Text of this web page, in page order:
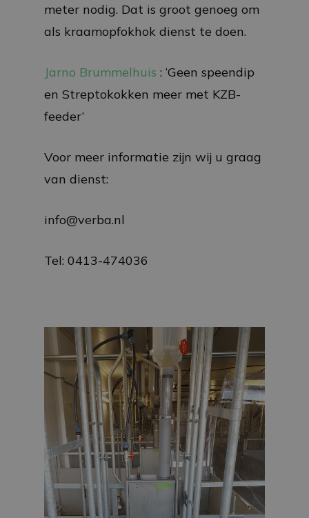
meter nodig. Dat is groot genoeg om
als kraamopfokhok dienst te doen.
Jarno Brummelhuis : ‘Geen speendip
en Streptokokken meer met KZB-
feeder’
Voor meer informatie zijn wij u graag
van dienst:
info@verba.nl
Tel: 0413-474036